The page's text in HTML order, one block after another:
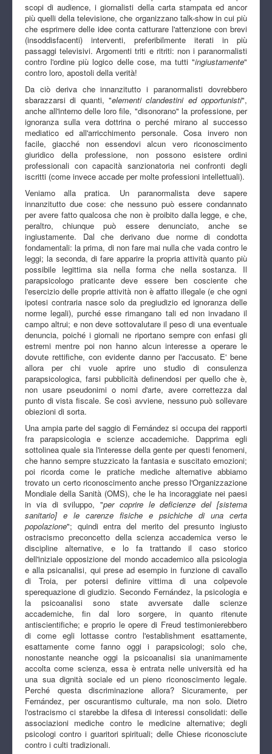
scopi di audience, i giornalisti della carta stampata ed ancor
più quelli della televisione, che organizzano talk-show in cui più
che esprimere delle idee conta catturare l'attenzione con brevi
(insoddisfacenti) interventi, preferibilmente iterati in più
passaggi televisivi. Argomenti triti e ritriti: non i paranormalisti
contro l'ordine più logico delle cose, ma tutti "ingiustamente"
contro loro, apostoli della verità!
Da ciò deriva che innanzitutto i paranormalisti dovrebbero
sbarazzarsi di quanti, "elementi clandestini ed opportunisti",
anche all'interno delle loro file, "disonorano" la professione, per
ignoranza sulla vera dottrina o perché mirano al successo
mediatico ed all'arricchimento personale. Cosa invero non
facile, giacché non essendovi alcun vero riconoscimento
giuridico della professione, non possono esistere ordini
professionali con capacità sanzionatoria nei confronti degli
iscritti (come invece accade per molte professioni intellettuali).
Veniamo alla pratica. Un paranormalista deve sapere
innanzitutto due cose: che nessuno può essere condannato
per avere fatto qualcosa che non è proibito dalla legge, e che,
peraltro, chiunque può essere denunciato, anche se
ingiustamente. Dal che derivano due norme di condotta
fondamentali: la prima, di non fare mai nulla che vada contro le
leggi; la seconda, di fare apparire la propria attività quanto più
possibile legittima sia nella forma che nella sostanza. Il
parapsicologo praticante deve essere ben cosciente che
l'esercizio delle proprie attività non è affatto illegale (e che ogni
ipotesi contraria nasce solo da pregiudizio ed ignoranza delle
norme legali), purché esse rimangano tali ed non invadano il
campo altrui; e non deve sottovalutare il peso di una eventuale
denuncia, poiché i giornali ne riportano sempre con enfasi gli
estremi mentre poi non hanno alcun interesse a operare le
dovute rettifiche, con evidente danno per l'accusato. E' bene
allora per chi vuole aprire uno studio di consulenza
parapsicologica, farsi pubblicità definendosi per quello che è,
non usare pseudonimi o nomi d'arte, avere correttezza dal
punto di vista fiscale. Se così avviene, nessuno può sollevare
obiezioni di sorta.
Una ampia parte del saggio di Fernández si occupa dei rapporti
fra parapsicologia e scienze accademiche. Dapprima egli
sottolinea quale sia l'interesse della gente per questi fenomeni,
che hanno sempre stuzzicato la fantasia e suscitato emozioni;
poi ricorda come le pratiche mediche alternative abbiamo
trovato un certo riconoscimento anche presso l'Organizzazione
Mondiale della Sanità (OMS), che le ha incoraggiate nei paesi
in via di sviluppo, "per coprire le deficienze del [sistema
sanitario] e le carenze fisiche e psichiche di una certa
popolazione"; quindi entra del merito del presunto ingiusto
ostracismo preconcetto della scienza accademica verso le
discipline alternative, e lo fa trattando il caso storico
dell'iniziale opposizione del mondo accademico alla psicologia
e alla psicanalisi, qui prese ad esempio in funzione di cavallo
di Troia, per potersi definire vittima di una colpevole
sperequazione di giudizio. Secondo Fernández, la psicologia e
la psicoanalisi sono state avversate dalle scienze
accademiche, fin dal loro sorgere, in quanto ritenute
antiscientifiche; e proprio le opere di Freud testimonierebbero
di come egli lottasse contro l'establishment esattamente,
esattamente come fanno oggi i parapsicologi; solo che,
nonostante neanche oggi la psicoanalisi sia unanimamente
accolta come scienza, essa è entrata nelle università ed ha
una sua dignità sociale ed un pieno riconoscimento legale.
Perché questa discriminazione allora? Sicuramente, per
Fernández, per oscurantismo culturale, ma non solo. Dietro
l'ostracismo ci starebbe la difesa di interessi consolidati: delle
associazioni mediche contro le medicine alternative; degli
psicologi contro i guaritori spirituali; delle Chiese riconosciute
contro i culti tradizionali.